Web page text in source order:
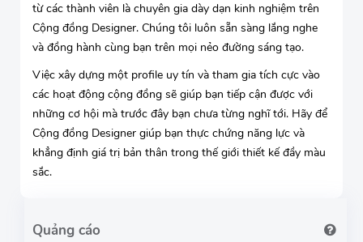
từ các thành viên là chuyên gia dày dạn kinh nghiệm trên
Cộng đồng Designer. Chúng tôi luôn sẵn sàng lắng nghe
và đồng hành cùng bạn trên mọi nẻo đường sáng tạo.
Việc xây dựng một profile uy tín và tham gia tích cực vào
các hoạt động cộng đồng sẽ giúp bạn tiếp cận được với
những cơ hội mà trước đây bạn chưa từng nghĩ tới. Hãy để
Cộng đồng Designer giúp bạn thực chứng năng lực và
khẳng định giá trị bản thân trong thế giới thiết kế đầy màu
sắc.